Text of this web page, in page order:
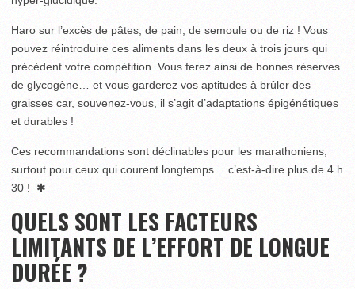
Haro sur l’excès de pâtes, de pain, de semoule ou de riz ! Vous
pouvez réintroduire ces aliments dans les deux à trois jours qui
précèdent votre compétition. Vous ferez ainsi de bonnes réserves
de glycogène… et vous garderez vos aptitudes à brûler des
graisses car, souvenez-vous, il s’agit d’adaptations épigénétiques
et durables !
Ces recommandations sont déclinables pour les marathoniens,
surtout pour ceux qui courent longtemps… c’est-à-dire plus de 4 h
30 ! ✱
QUELS SONT LES FACTEURS
LIMITANTS DE L’EFFORT DE LONGUE
DURÉE ?